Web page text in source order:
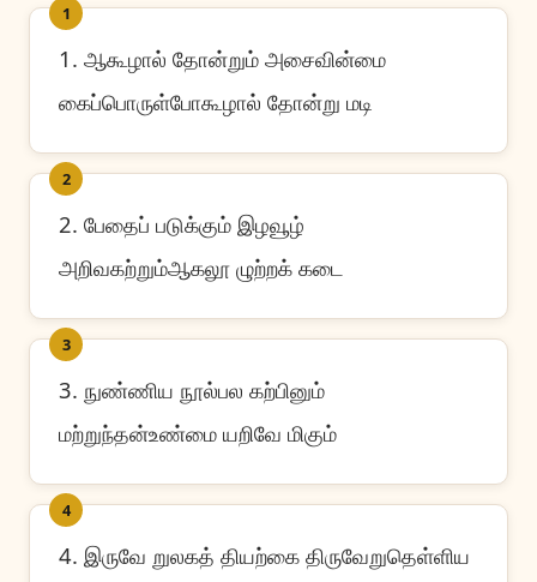
1
1. ஆகூழால் தோன்றும் அசைவின்மை
கைப்பொருள்போகூழால் தோன்று மடி
2
2. பேதைப் படுக்கும் இழவூழ்
அறிவகற்றும்ஆகலூ ழுற்றக் கடை
3
3. நுண்ணிய நூல்பல கற்பினும்
மற்றுந்தன்உண்மை யறிவே மிகும்
4
4. இருவே றுலகத் தியற்கை திருவேறுதெள்ளிய